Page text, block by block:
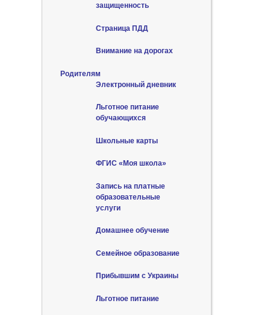
защищенность
Страница ПДД
Внимание на дорогах
Родителям
Электронный дневник
Льготное питание
обучающихся
Школьные карты
ФГИС «Моя школа»
Запись на платные
образовательные
услуги
Домашнее обучение
Семейное образование
Прибывшим с Украины
Льготное питание